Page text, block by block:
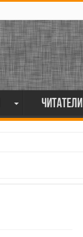
Читатели